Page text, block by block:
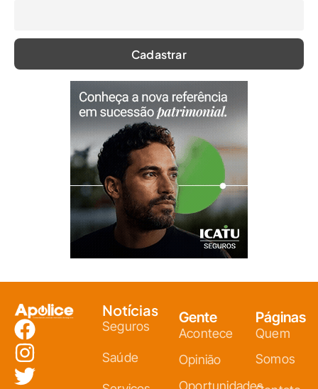
Notícias
Seguros
Saúde
Gente
Acontece
Opinião
Oportunidades
Páginas
Quem
Somos